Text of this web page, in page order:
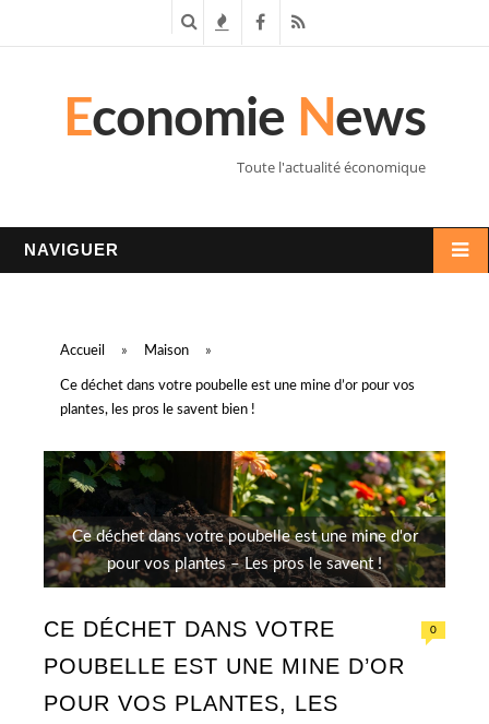
c n
s
F
c
R
S
Economie News
Toute l'actualité économique
NAVIGUER
Accueil » Maison »
Ce déchet dans votre poubelle est une mine d’or pour vos
plantes, les pros le savent bien !
Ce déchet dans votre poubelle est une mine d'or
pour vos plantes – Les pros le savent !
CE DÉCHET DANS VOTRE
POUBELLE EST UNE MINE D’OR
POUR VOS PLANTES, LES
0